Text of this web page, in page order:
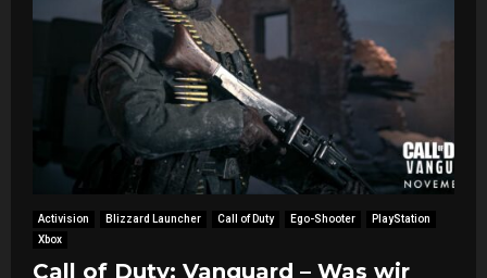
Activision Blizzard Launcher Call of Duty Ego-Shooter
PlayStation
Xbox
Call of Duty: Vanguard – Was wir